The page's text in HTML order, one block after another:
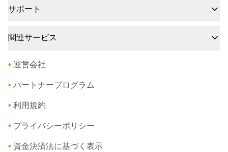
サポート
関連サービス
• 運営会社
• パートナープログラム
• 利用規約
• プライバシーポリシー
• 資金決済法に基づく表示